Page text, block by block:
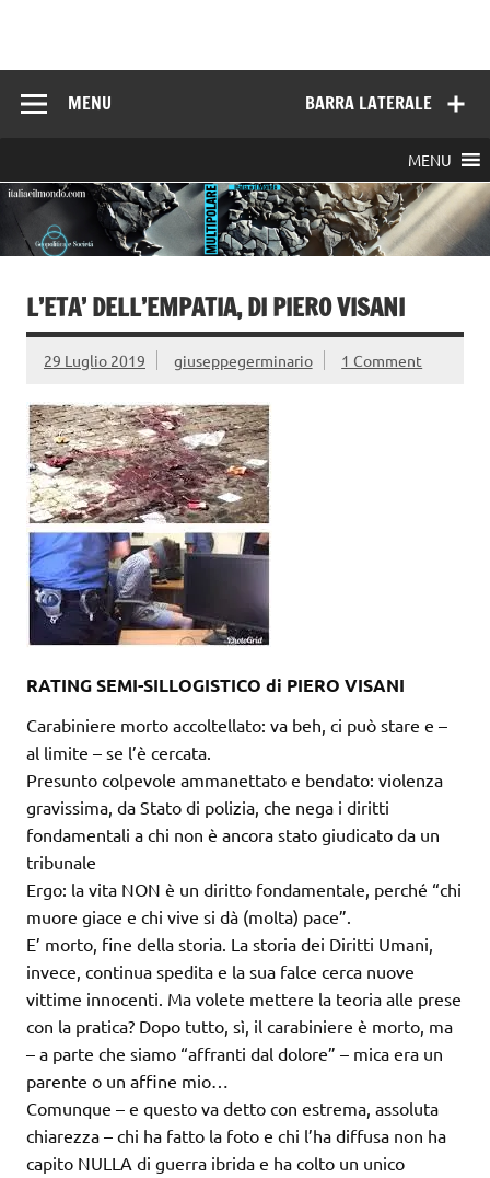
BARRA LATERALE
MENU
MENU
L’ETA’ DELL’EMPATIA, DI PIERO VISANI
29 Luglio 2019 giuseppegerminario 1 Comment
RATING SEMI-SILLOGISTICO di PIERO VISANI
Carabiniere morto accoltellato: va beh, ci può stare e –
al limite – se l’è cercata.
Presunto colpevole ammanettato e bendato: violenza
gravissima, da Stato di polizia, che nega i diritti
fondamentali a chi non è ancora stato giudicato da un
tribunale
Ergo: la vita NON è un diritto fondamentale, perché “chi
muore giace e chi vive si dà (molta) pace”.
E’ morto, fine della storia. La storia dei Diritti Umani,
invece, continua spedita e la sua falce cerca nuove
vittime innocenti. Ma volete mettere la teoria alle prese
con la pratica? Dopo tutto, sì, il carabiniere è morto, ma
– a parte che siamo “affranti dal dolore” – mica era un
parente o un affine mio…
Comunque – e questo va detto con estrema, assoluta
chiarezza – chi ha fatto la foto e chi l’ha diffusa non ha
capito NULLA di guerra ibrida e ha colto un unico